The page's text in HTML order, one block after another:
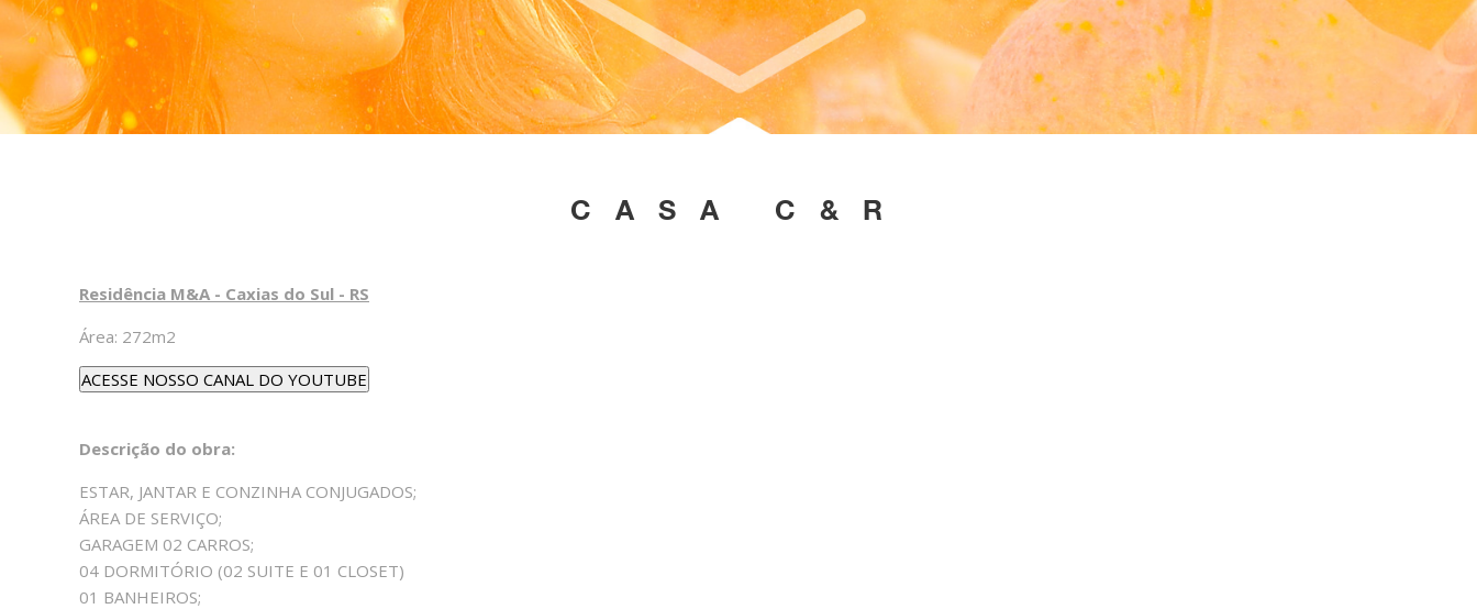
CASA C&R
Residência M&A - Caxias do Sul - RS
Área: 272m2
Descrição do obra:
ESTAR, JANTAR E CONZINHA CONJUGADOS;
ÁREA DE SERVIÇO;
GARAGEM 02 CARROS;
04 DORMITÓRIO (02 SUITE E 01 CLOSET)
01 BANHEIROS;